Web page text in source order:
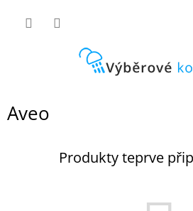
Aveo
Produkty teprve